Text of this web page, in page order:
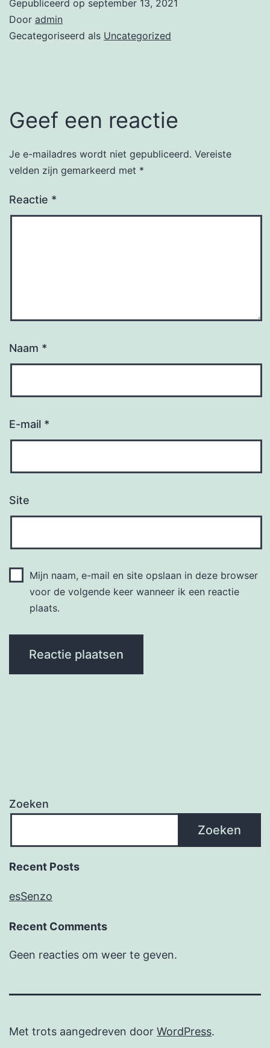
Gepubliceerd op september 13, 2021
Door admin
Gecategoriseerd als Uncategorized
Geef een reactie
Je e-mailadres wordt niet gepubliceerd. Vereiste
velden zijn gemarkeerd met *
Reactie *
Naam *
E-mail *
Site
Mijn naam, e-mail en site opslaan in deze browser
voor de volgende keer wanneer ik een reactie
plaats.
Zoeken
Zoeken
Recent Posts
esSenzo
Recent Comments
Geen reacties om weer te geven.
Met trots aangedreven door WordPress.